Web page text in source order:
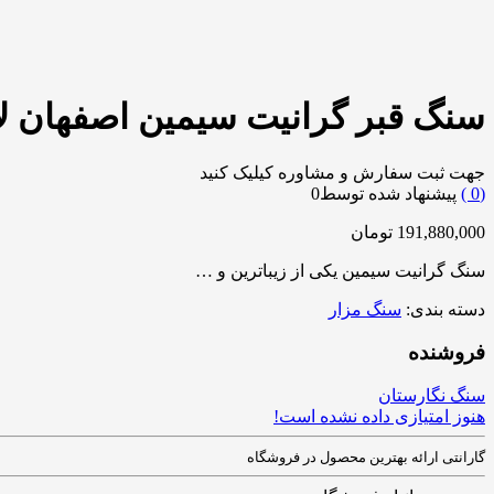
سنگ قبر گرانیت سیمین اصفهان
جهت ثبت سفارش و مشاوره کیلیک کنید
0
) پیشنهاد شده توسط0
191,880,000 تومان
سنگ گرانیت سیمین یکی از زیباترین و …
دسته بندی: سنگ مزار
فروشنده
سنگ نگارستان
هنوز امتیازی داده نشده است!
گارانتی ارائه بهترین محصول در فروشگاه